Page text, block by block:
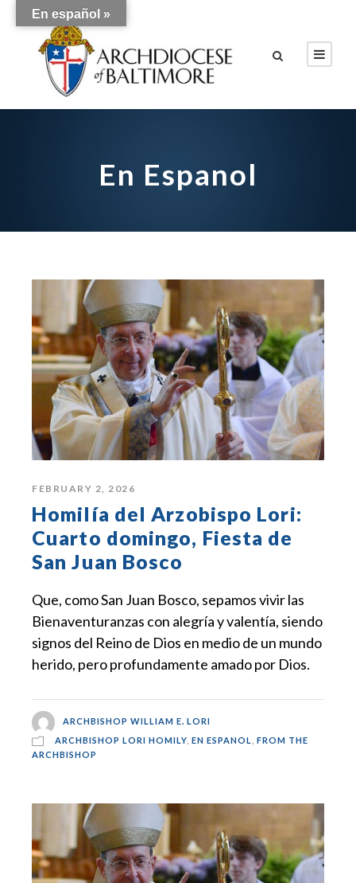
En Espanol
FEBRUARY 2, 2026
Homilía del Arzobispo Lori:
Cuarto domingo, Fiesta de
San Juan Bosco
Que, como San Juan Bosco, sepamos vivir las
Bienaventuranzas con alegría y valentía, siendo
signos del Reino de Dios en medio de un mundo
herido, pero profundamente amado por Dios.
ARCHBISHOP WILLIAM E. LORI
ARCHBISHOP LORI HOMILY EN ESPANOL
FROM THE
ARCHBISHOP
En español »